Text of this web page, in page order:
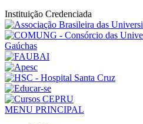
Instituição Credenciada
MENU PRINCIPAL